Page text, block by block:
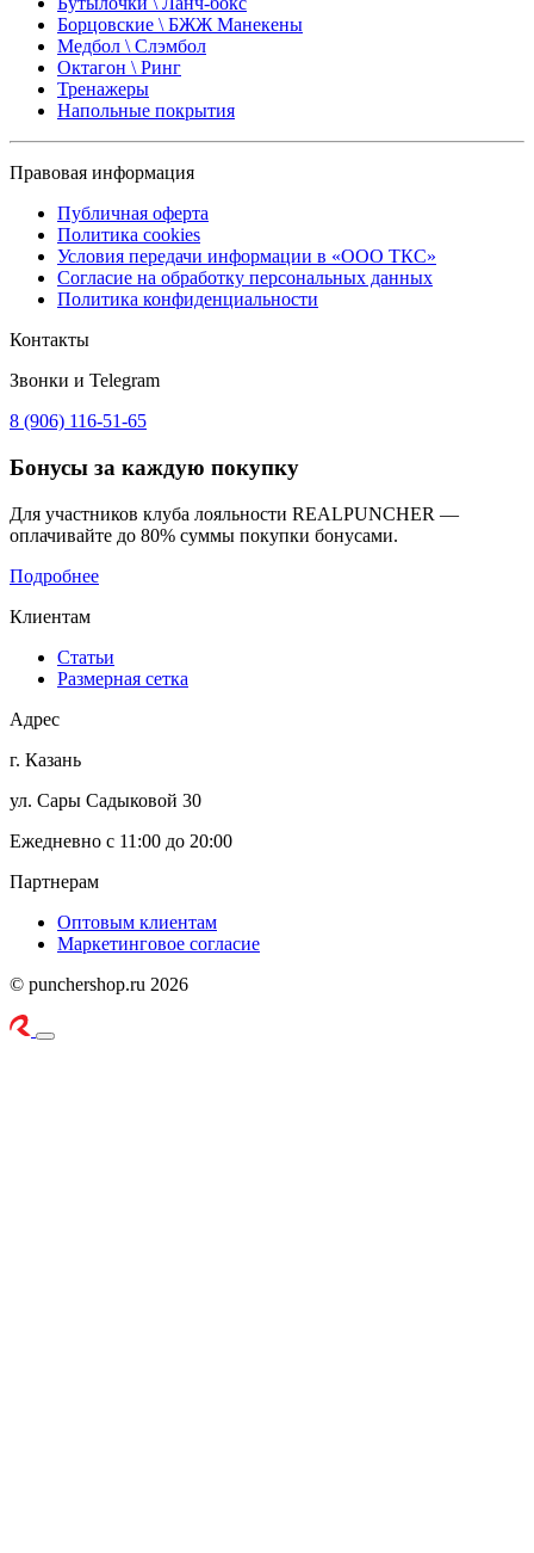
Борцовские \ БЖЖ Манекены
Медбол \ Слэмбол
Октагон \ Ринг
Тренажеры
Напольные покрытия
Правовая информация
Публичная оферта
Политика cookies
Условия передачи информации в «ООО ТКС»
Согласие на обработку персональных данных
Политика конфиденциальности
Контакты
Звонки и Telegram
8 (906) 116-51-65
Бонусы за каждую покупку
Для участников клуба лояльности REALPUNCHER —
оплачивайте до 80% суммы покупки бонусами.
Подробнее
Клиентам
Статьи
Размерная сетка
Адрес
г. Казань
ул. Сары Садыковой 30
Ежедневно с 11:00 до 20:00
Партнерам
Оптовым клиентам
Маркетинговое согласие
© punchershop.ru 2026